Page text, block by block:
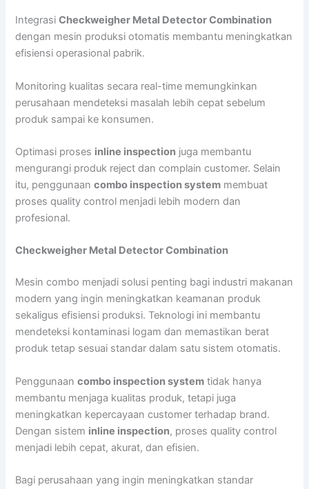
IntegrasiCheckweigher Metal Detector Combination
dengan mesin produksi otomatis membantu meningkatkan
efisiensi operasional pabrik.
Monitoring kualitas secara real-time memungkinkan
perusahaan mendeteksi masalah lebih cepat sebelum
produk sampai ke konsumen.
Optimasi proses inline inspection juga membantu
mengurangi produk reject dan complain customer. Selain
itu, penggunaancombo inspection system membuat
proses quality control menjadi lebih modern dan
profesional.
Checkweigher Metal Detector Combination
Mesin combo menjadi solusi penting bagi industri makanan
modern yang ingin meningkatkan keamanan produk
sekaligus efisiensi produksi. Teknologi ini membantu
mendeteksi kontaminasi logam dan memastikan berat
produk tetap sesuai standar dalam satu sistem otomatis.
Penggunaancombo inspection system tidak hanya
membantu menjaga kualitas produk, tetapi juga
meningkatkan kepercayaan customer terhadap brand.
Dengan sistem inline inspection, proses quality control
menjadi lebih cepat, akurat, dan efisien.
Bagi perusahaan yang ingin meningkatkan standar